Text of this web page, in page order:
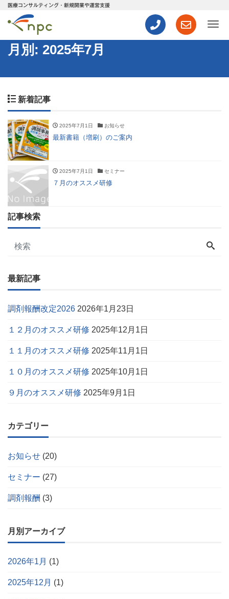
医療コンサルティング・新規開業や運営支援
ナ
月別: 2025年7月
新着記事
2025年7月1日 お知らせ
最新書籍（増刷）のご案内
2025年7月1日 セミナー
７月のオススメ研修
記事検索
最新記事
調剤報酬改定2026 2026年1月23日
１２月のオススメ研修 2025年12月1日
１１月のオススメ研修 2025年11月1日
１０月のオススメ研修 2025年10月1日
９月のオススメ研修 2025年9月1日
カテゴリー
お知らせ (20)
セミナー (27)
調剤報酬 (3)
月別アーカイブ
2026年1月 (1)
2025年12月 (1)